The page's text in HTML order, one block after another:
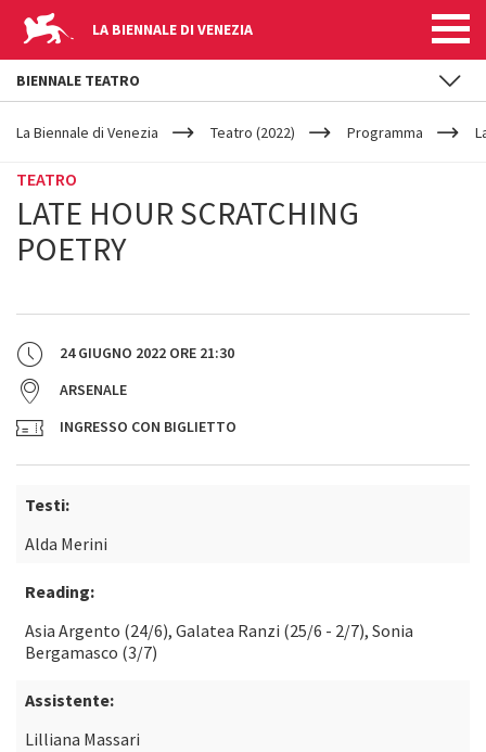
LA BIENNALE DI VENEZIA
YOUR
ARE
La Biennale di Venezia Teatro (2022) Programma
TEATRO
LATE HOUR SCRATCHING
POETRY
24 GIUGNO 2022 ORE 21:30
ARSENALE
INGRESSO CON BIGLIETTO
Testi:
Alda Merini
Reading:
Asia Argento (24/6), Galatea Ranzi (25/6 - 2/7), Sonia
Bergamasco (3/7)
Assistente:
Lilliana Massari
BIENNALE TEATRO